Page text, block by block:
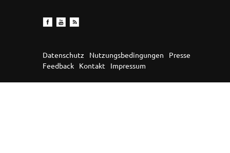
Datenschutz Nutzungsbedingungen
Presse
Feedback
Kontakt Impressum